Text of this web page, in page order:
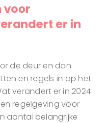
voor
er in
de deur en dan
en regels in op het
verandert er in 2024
regelgeving voor
aantal belangrijke